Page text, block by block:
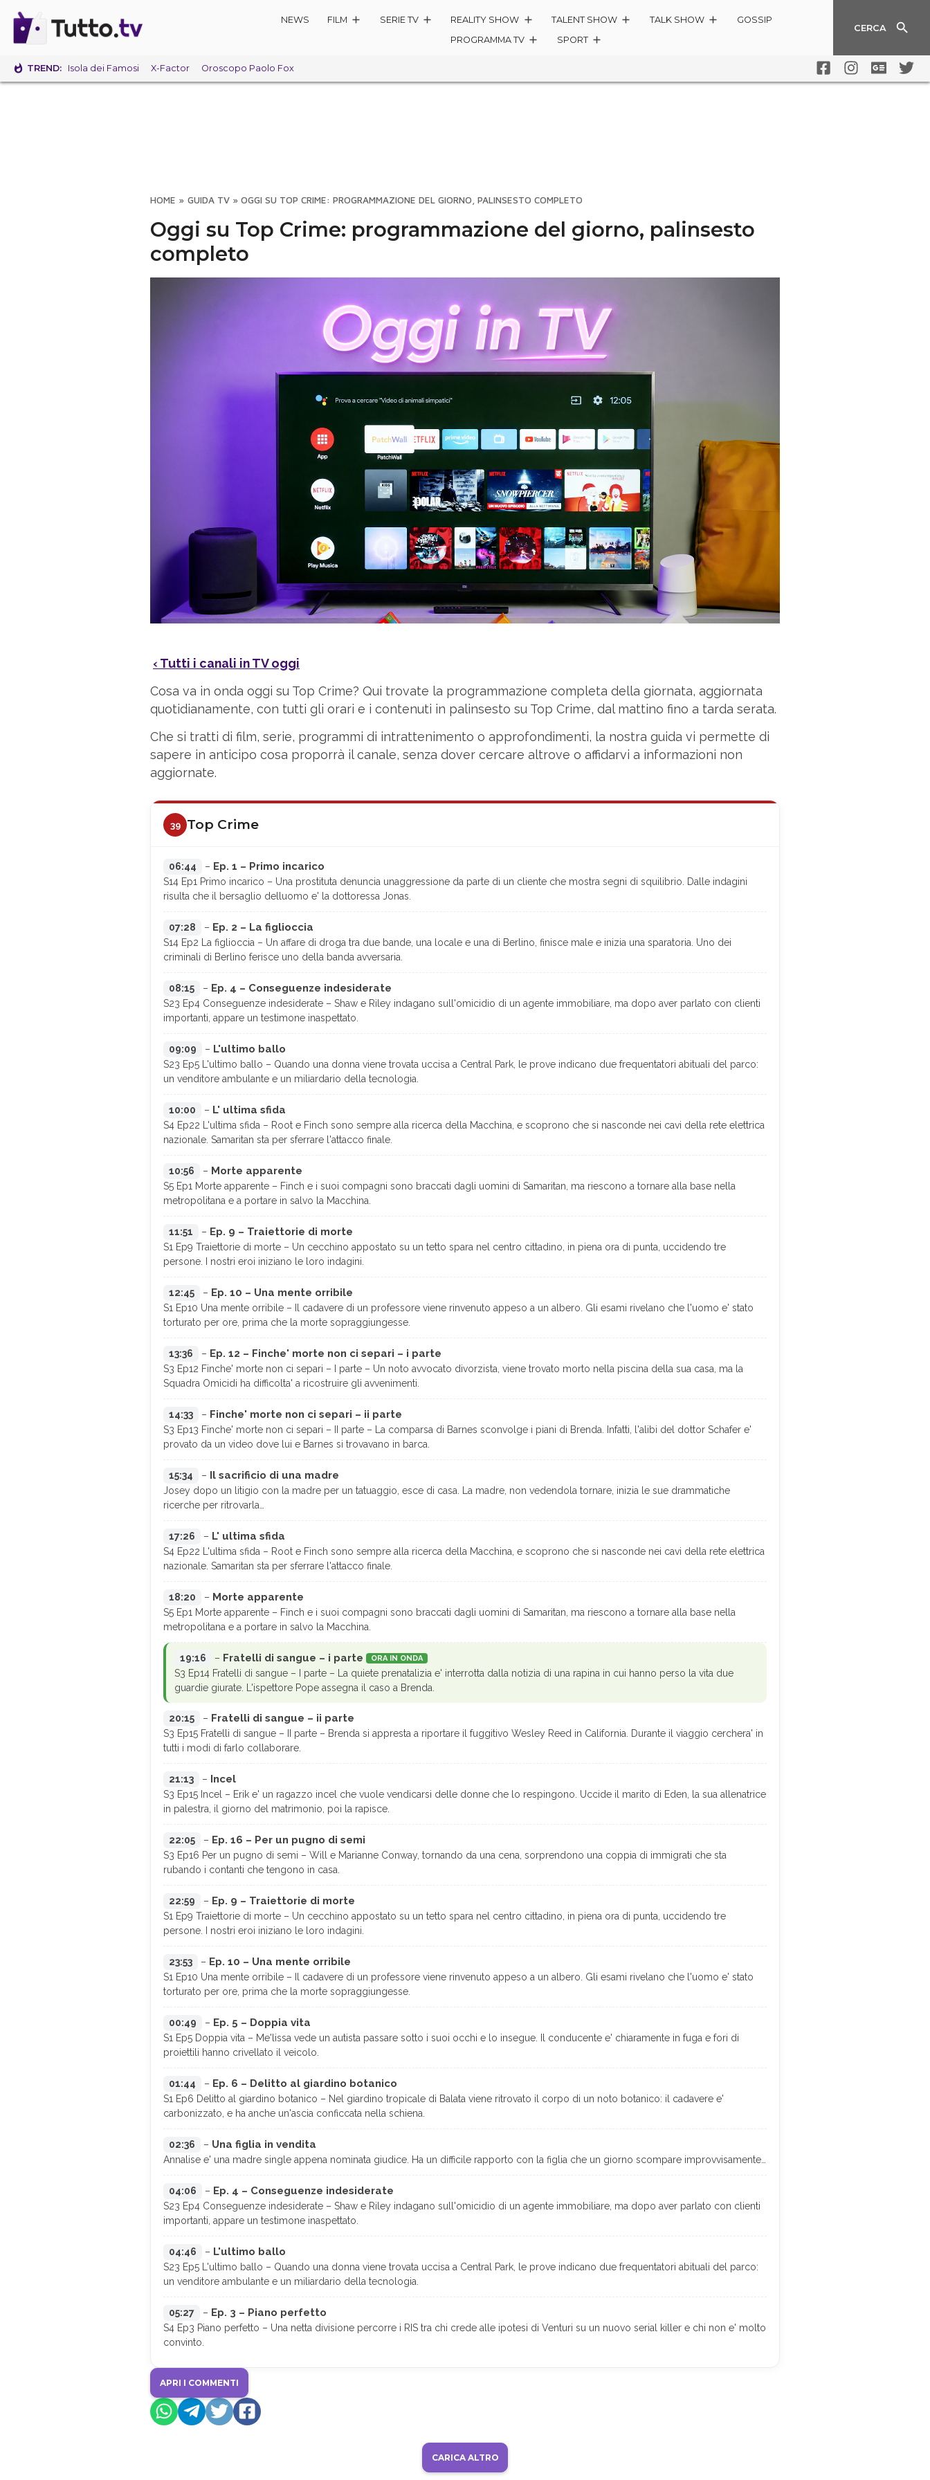
NEWS FILM SERIE TV REALITY SHOW TALENT SHOW TALK SHOW
GOSSIP
PROGRAMMA TV
SPORT
CERCA
TREND: Isola dei Famosi X-Factor Oroscopo Paolo Fox
HOME » GUIDA TV » OGGI SU TOP CRIME: PROGRAMMAZIONE DEL GIORNO, PALINSESTO COMPLETO
Oggi su Top Crime: programmazione del giorno, palinsesto
completo
‹ Tutti i canali in TV oggi
Cosa va in onda oggi su Top Crime? Qui trovate la programmazione completa della giornata, aggiornata
quotidianamente, con tutti gli orari e i contenuti in palinsesto su Top Crime, dal mattino fino a tarda serata.
Che si tratti di film, serie, programmi di intrattenimento o approfondimenti, la nostra guida vi permette di
sapere in anticipo cosa proporrà il canale, senza dover cercare altrove o affidarvi a informazioni non
aggiornate.
39 Top Crime
06:44 – Ep. 1 – Primo incarico
S14 Ep1 Primo incarico – Una prostituta denuncia unaggressione da parte di un cliente che mostra segni di squilibrio. Dalle indagini
risulta che il bersaglio delluomo e' la dottoressa Jonas.
07:28 – Ep. 2 – La figlioccia
S14 Ep2 La figlioccia – Un affare di droga tra due bande, una locale e una di Berlino, finisce male e inizia una sparatoria. Uno dei
criminali di Berlino ferisce uno della banda avversaria.
08:15 – Ep. 4 – Conseguenze indesiderate
S23 Ep4 Conseguenze indesiderate – Shaw e Riley indagano sull'omicidio di un agente immobiliare, ma dopo aver parlato con clienti
importanti, appare un testimone inaspettato.
09:09 – L'ultimo ballo
S23 Ep5 L'ultimo ballo – Quando una donna viene trovata uccisa a Central Park, le prove indicano due frequentatori abituali del parco:
un venditore ambulante e un miliardario della tecnologia.
10:00 – L' ultima sfida
S4 Ep22 L'ultima sfida – Root e Finch sono sempre alla ricerca della Macchina, e scoprono che si nasconde nei cavi della rete elettrica
nazionale. Samaritan sta per sferrare l'attacco finale.
10:56 – Morte apparente
S5 Ep1 Morte apparente – Finch e i suoi compagni sono braccati dagli uomini di Samaritan, ma riescono a tornare alla base nella
metropolitana e a portare in salvo la Macchina.
11:51 – Ep. 9 – Traiettorie di morte
S1 Ep9 Traiettorie di morte – Un cecchino appostato su un tetto spara nel centro cittadino, in piena ora di punta, uccidendo tre
persone. I nostri eroi iniziano le loro indagini.
12:45 – Ep. 10 – Una mente orribile
S1 Ep10 Una mente orribile – Il cadavere di un professore viene rinvenuto appeso a un albero. Gli esami rivelano che l'uomo e' stato
torturato per ore, prima che la morte sopraggiungesse.
13:36 – Ep. 12 – Finche' morte non ci separi – i parte
S3 Ep12 Finche' morte non ci separi – I parte – Un noto avvocato divorzista, viene trovato morto nella piscina della sua casa, ma la
Squadra Omicidi ha difficolta' a ricostruire gli avvenimenti.
14:33 – Finche' morte non ci separi – ii parte
S3 Ep13 Finche' morte non ci separi – II parte – La comparsa di Barnes sconvolge i piani di Brenda. Infatti, l'alibi del dottor Schafer e'
provato da un video dove lui e Barnes si trovavano in barca.
15:34 – Il sacrificio di una madre
Josey dopo un litigio con la madre per un tatuaggio, esce di casa. La madre, non vedendola tornare, inizia le sue drammatiche
ricerche per ritrovarla…
17:26 – L' ultima sfida
S4 Ep22 L'ultima sfida – Root e Finch sono sempre alla ricerca della Macchina, e scoprono che si nasconde nei cavi della rete elettrica
nazionale. Samaritan sta per sferrare l'attacco finale.
18:20 – Morte apparente
S5 Ep1 Morte apparente – Finch e i suoi compagni sono braccati dagli uomini di Samaritan, ma riescono a tornare alla base nella
metropolitana e a portare in salvo la Macchina.
19:16 – Fratelli di sangue – i parte ORA IN ONDA
S3 Ep14 Fratelli di sangue – I parte – La quiete prenatalizia e' interrotta dalla notizia di una rapina in cui hanno perso la vita due
guardie giurate. L'ispettore Pope assegna il caso a Brenda.
20:15 – Fratelli di sangue – ii parte
S3 Ep15 Fratelli di sangue – II parte – Brenda si appresta a riportare il fuggitivo Wesley Reed in California. Durante il viaggio cerchera' in
tutti i modi di farlo collaborare.
21:13 – Incel
S3 Ep15 Incel – Erik e' un ragazzo incel che vuole vendicarsi delle donne che lo respingono. Uccide il marito di Eden, la sua allenatrice
in palestra, il giorno del matrimonio, poi la rapisce.
22:05 – Ep. 16 – Per un pugno di semi
S3 Ep16 Per un pugno di semi – Will e Marianne Conway, tornando da una cena, sorprendono una coppia di immigrati che sta
rubando i contanti che tengono in casa.
22:59 – Ep. 9 – Traiettorie di morte
S1 Ep9 Traiettorie di morte – Un cecchino appostato su un tetto spara nel centro cittadino, in piena ora di punta, uccidendo tre
persone. I nostri eroi iniziano le loro indagini.
23:53 – Ep. 10 – Una mente orribile
S1 Ep10 Una mente orribile – Il cadavere di un professore viene rinvenuto appeso a un albero. Gli esami rivelano che l'uomo e' stato
torturato per ore, prima che la morte sopraggiungesse.
00:49 – Ep. 5 – Doppia vita
S1 Ep5 Doppia vita – Me'lissa vede un autista passare sotto i suoi occhi e lo insegue. Il conducente e' chiaramente in fuga e fori di
proiettili hanno crivellato il veicolo.
01:44 – Ep. 6 – Delitto al giardino botanico
S1 Ep6 Delitto al giardino botanico – Nel giardino tropicale di Balata viene ritrovato il corpo di un noto botanico: il cadavere e'
carbonizzato, e ha anche un'ascia conficcata nella schiena.
02:36 – Una figlia in vendita
Annalise e' una madre single appena nominata giudice. Ha un difficile rapporto con la figlia che un giorno scompare improvvisamente…
04:06 – Ep. 4 – Conseguenze indesiderate
S23 Ep4 Conseguenze indesiderate – Shaw e Riley indagano sull'omicidio di un agente immobiliare, ma dopo aver parlato con clienti
importanti, appare un testimone inaspettato.
04:46 – L'ultimo ballo
S23 Ep5 L'ultimo ballo – Quando una donna viene trovata uccisa a Central Park, le prove indicano due frequentatori abituali del parco:
un venditore ambulante e un miliardario della tecnologia.
05:27 – Ep. 3 – Piano perfetto
S4 Ep3 Piano perfetto – Una netta divisione percorre i RIS tra chi crede alle ipotesi di Venturi su un nuovo serial killer e chi non e' molto
convinto.
APRI I COMMENTI
CARICA ALTRO